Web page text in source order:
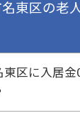
区に入居